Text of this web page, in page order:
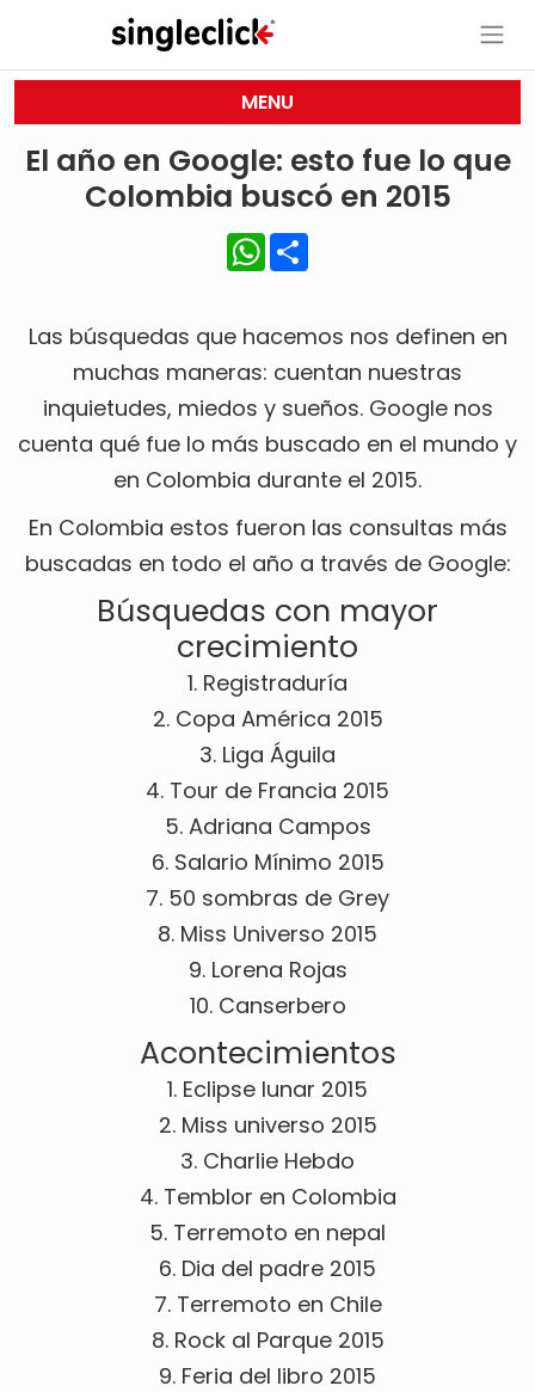
MENU
El año en Google: esto fue lo que
Colombia buscó en 2015
WhatsApp
Las búsquedas que hacemos nos definen en
muchas maneras: cuentan nuestras
inquietudes, miedos y sueños. Google nos
cuenta qué fue lo más buscado en el mundo y
en Colombia durante el 2015.
En Colombia estos fueron las consultas más
buscadas en todo el año a través de Google:
Búsquedas con mayor
crecimiento
1. Registraduría
2. Copa América 2015
3. Liga Águila
4. Tour de Francia 2015
5. Adriana Campos
6. Salario Mínimo 2015
7. 50 sombras de Grey
8. Miss Universo 2015
9. Lorena Rojas
10. Canserbero
Acontecimientos
1. Eclipse lunar 2015
2. Miss universo 2015
3. Charlie Hebdo
4. Temblor en Colombia
5. Terremoto en nepal
6. Dia del padre 2015
7. Terremoto en Chile
8. Rock al Parque 2015
9. Feria del libro 2015